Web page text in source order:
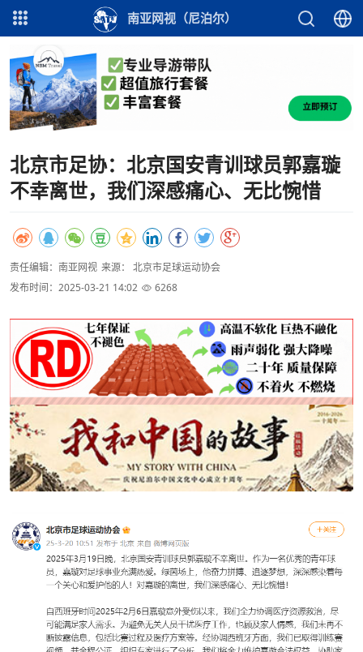
南亚网视（尼泊尔）
北京市足协：北京国安青训球员郭嘉璇
不幸离世，我们深感痛心、无比惋惜
责任编辑：南亚网视 来源： 北京市足球运动协会
发布时间：2025-03-21 14:02
6268